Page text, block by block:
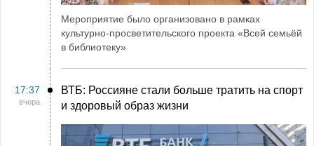
Мероприятие было организовано в рамках
культурно-просветительского проекта «Всей семьёй
в библиотеку»
17:37
вчера
ВТБ: Россияне стали больше тратить на спорт
и здоровый образ жизни